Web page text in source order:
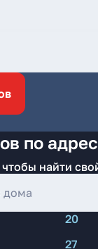
по
найти
20
27